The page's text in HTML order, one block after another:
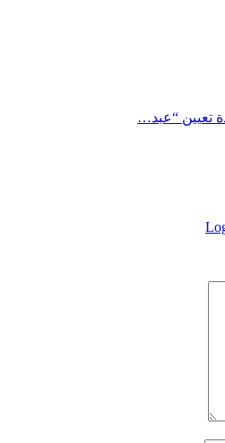
تعيين “عبد…